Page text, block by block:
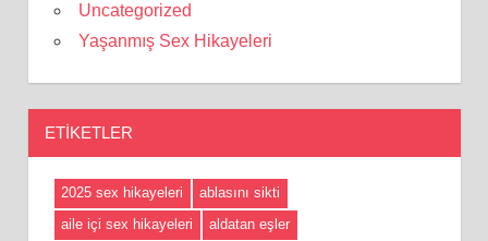
Uncategorized
Yaşanmış Sex Hikayeleri
ETIKETLER
2025 sex hikayeleri
ablasını sikti
aile içi sex hikayeleri
aldatan eşler